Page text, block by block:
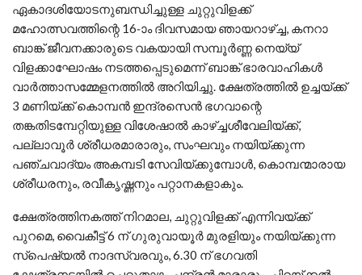
ഏകാദശിയോടനുബന്ധിച്ചുള്ള ചുറ്റുവിളക്ക്
മഹോത്സവത്തിന്റെ 16-ാം ദിവസമായ ഞായറാഴ്ച്ച, കനറാ
ബാങ്ക് ജീവനക്കാരുടെ വകയായി സമ്പൂര്‍ണ്ണ നെയ്യ്
വിളക്കാഘോഷം നടത്തപ്പെടുമെന്ന് ബാങ്ക് ഭാരവാഹികള്‍
വാര്‍ത്താസമ്മേളനത്തില്‍ അറിയിച്ചു. ക്ഷേത്രത്തില്‍ ഉച്ചയ്ക്ക്
3 മണിയ്ക്ക് കൊമ്പന്‍ ഇന്ദ്രസെന്‍ ഭഗവാന്റെ
തങ്കതിടമ്പേറ്റിയുള്ള വിശേഷാല്‍ കാഴ്ച്ചശീവേലിയ്ക്ക്,
പല്ലാവൂര്‍ ശ്രീധരമാരാരും, സംഘവും നയിയ്ക്കുന്ന
പഞ്ചവാദ്യം അകമ്പടി സേവിയ്ക്കുമ്പോള്‍, കൊമ്പന്മാരായ
ശ്രീധരനും, രവീകൃഷ്ണനും പറ്റാനകളാകും.
ക്ഷേത്രത്തിനകത്ത് നിറമാല, ചുറ്റുവിളക്ക് എന്നിവയ്ക്ക്
പുറമെ, വൈകീട്ട് 6 ന് ഗുരുവായൂര്‍ മുരളിയും നയിയ്ക്കുന്ന
സ്‌പെഷ്യല്‍ നാദസ്വരവും, 6.30 ന് ഭഗവതി